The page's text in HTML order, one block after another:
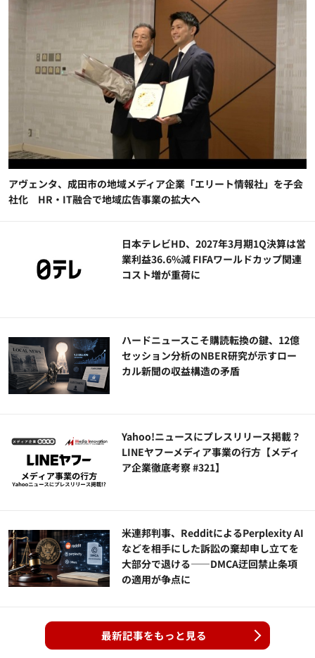
アヴェンタ、成田市の地域メディア企業「エリート情報社」を子会
社化 HR・IT融合で地域広告事業の拡大へ
日本テレビHD、2027年3月期1Q決算は営
業利益36.6%減 FIFAワールドカップ関連
コスト増が重荷に
ハードニュースこそ購読転換の鍵、12億
セッション分析のNBER研究が示すロー
カル新聞の収益構造の矛盾
Yahoo!ニュースにプレスリリース掲載？
LINEヤフーメディア事業の行方【メディ
ア企業徹底考察 #321】
米連邦判事、RedditによるPerplexity AI
などを相手にした訴訟の棄却申し立てを
大部分で退ける——DMCA迂回禁止条項
の適用が争点に
最新記事をもっと見る